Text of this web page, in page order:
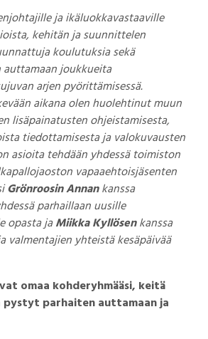
ja ikäluokkavastaaville
kehitän ja suunnittelen
koulutuksia sekä
joukkueita
arjen pyörittämisessä.
aikana olen huolehtinut muun
lisäpainatusten ohjeistamisesta,
tiedottamisesta ja valokuvausten
asioita tehdään yhdessä toimiston
vapaaehtoisjäsenten
Grönroosin Annankanssa
parhaillaan uusille
opasta jaMiikka Kyllösenkanssa
valmentajien yhteistä kesäpäivää
omaa kohderyhmääsi, keitä
parhaiten auttamaan ja